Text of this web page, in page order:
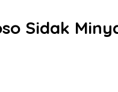
Sidak